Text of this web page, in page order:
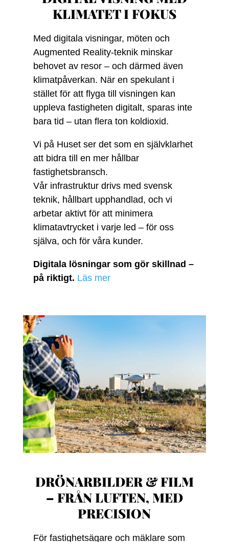
KLIMATET I FOKUS
Med digitala visningar, möten och
Augmented Reality-teknik minskar
behovet av resor – och därmed även
klimatpåverkan. När en spekulant i
stället för att flyga till visningen kan
uppleva fastigheten digitalt, sparas inte
bara tid – utan flera ton koldioxid.
Vi på Huset ser det som en självklarhet
att bidra till en mer hållbar
fastighetsbransch.
Vår infrastruktur drivs med svensk
teknik, hållbart upphandlad, och vi
arbetar aktivt för att minimera
klimatavtrycket i varje led – för oss
själva, och för våra kunder.
Digitala lösningar som gör skillnad –
på riktigt. Läs mer
DRÖNARBILDER & FILM
– FRÅN LUFTEN, MED
PRECISION
För fastighetsägare och mäklare som